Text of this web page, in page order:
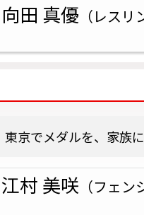
向田 真優 （レスリ
東京でメダルを、家族
江村 美咲 （フェン